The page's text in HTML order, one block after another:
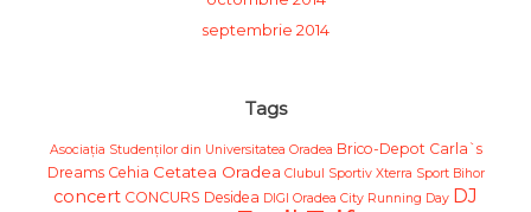
septembrie 2014
Tags
Asociația Studenților din Universitatea Oradea Brico-Depot Carla`s
Dreams Cehia Cetatea Oradea Clubul Sportiv Xterra Sport Bihor
concert CONCURS Desidea DIGI Oradea City Running Day DJ